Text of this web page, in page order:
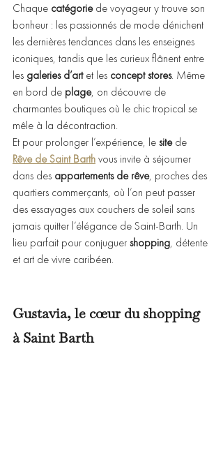
Chaque catégorie de voyageur y trouve son
bonheur : les passionnés de mode dénichent
les dernières tendances dans les enseignes
iconiques, tandis que les curieux flânent entre
les galeries d’art et les concept stores. Même
en bord de plage, on découvre de
charmantes boutiques où le chic tropical se
mêle à la décontraction.
Et pour prolonger l’expérience, le site de
Rêve de Saint Barth vous invite à séjourner
dans des appartements de rêve, proches des
quartiers commerçants, où l’on peut passer
des essayages aux couchers de soleil sans
jamais quitter l’élégance de Saint-Barth. Un
lieu parfait pour conjuguer shopping, détente
et art de vivre caribéen.
Gustavia, le cœur du shopping
à Saint Barth